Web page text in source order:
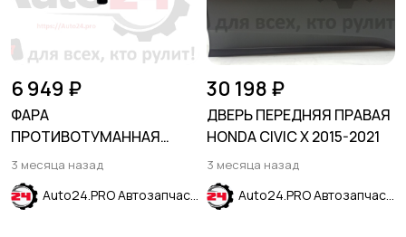
6 949 ₽
ФАРА
ПРОТИВОТУМАННАЯ
ПРАВАЯ FORD EXPLORER
2020-
3 месяца назад
Auto24.PRO Автозапчасти
30 198 ₽
ДВЕРЬ ПЕРЕДНЯЯ ПРАВАЯ
HONDA CIVIC X 2015-2021
3 месяца назад
Auto24.PRO Автозапчасти